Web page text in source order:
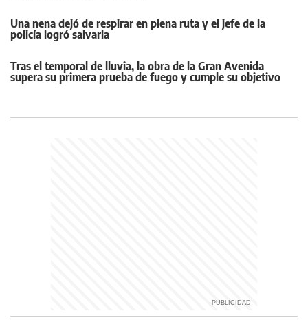
Una nena dejó de respirar en plena ruta y el jefe de la
policía logró salvarla
Tras el temporal de lluvia, la obra de la Gran Avenida
supera su primera prueba de fuego y cumple su objetivo